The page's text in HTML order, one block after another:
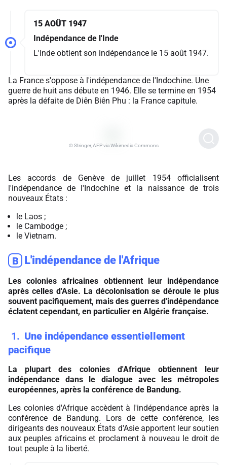
15 AOÛT 1947
Indépendance de l'Inde
L'Inde obtient son indépendance le 15 août 1947.
La France s'oppose à l'indépendance de l'Indochine. Une
guerre de huit ans débute en 1946. Elle se termine en 1954
après la défaite de Diên Biên Phu : la France capitule.
© Stringer, AFP via Wikimedia Commons
Les accords de Genève de juillet 1954 officialisent
l'indépendance de l'Indochine et la naissance de trois
nouveaux États :
le Laos ;
le Cambodge ;
le Vietnam.
B L'indépendance de l'Afrique
Les colonies africaines obtiennent leur indépendance
après celles d'Asie. La décolonisation se déroule le plus
souvent pacifiquement, mais des guerres d'indépendance
éclatent cependant, en particulier en Algérie française.
1
Une indépendance essentiellement
pacifique
La plupart des colonies d'Afrique obtiennent leur
indépendance dans le dialogue avec les métropoles
européennes, après la conférence de Bandung.
Les colonies d'Afrique accèdent à l'indépendance après la
conférence de Bandung. Lors de cette conférence, les
dirigeants des nouveaux États d'Asie apportent leur soutien
aux peuples africains et proclament à nouveau le droit de
tout peuple à la liberté.